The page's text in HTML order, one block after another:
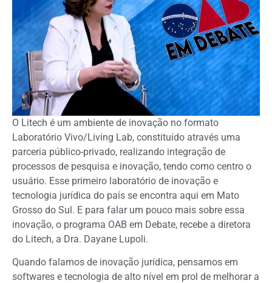
O Litech é um ambiente de inovação no formato
Laboratório Vivo/Living Lab, constituído através uma
parceria público-privado, realizando integração de
processos de pesquisa e inovação, tendo como centro o
usuário. Esse primeiro laboratório de inovação e
tecnologia jurídica do país se encontra aqui em Mato
Grosso do Sul. E para falar um pouco mais sobre essa
inovação, o programa OAB em Debate, recebe a diretora
do Litech, a Dra. Dayane Lupoli.
Quando falamos de inovação jurídica, pensamos em
softwares e tecnologia de alto nível em prol de melhorar a